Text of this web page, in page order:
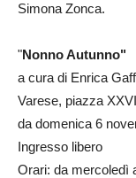
Simona Zonca.
"Nonno Autunno"
a cura di Enrica
Varese, piazza
da domenica 6
Ingresso libero
Orari: da mercoledì